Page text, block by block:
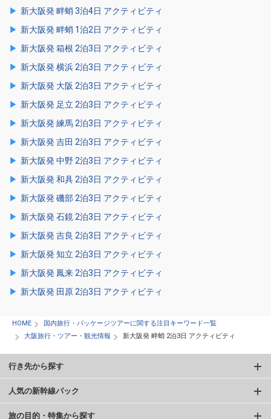
新大阪発 畔蛸 3泊4日 アクティビティ
新大阪発 畔蛸 1泊2日 アクティビティ
新大阪発 箱根 2泊3日 アクティビティ
新大阪発 横浜 2泊3日 アクティビティ
新大阪発 大阪 2泊3日 アクティビティ
新大阪発 足立 2泊3日 アクティビティ
新大阪発 練馬 2泊3日 アクティビティ
新大阪発 吉田 2泊3日 アクティビティ
新大阪発 中野 2泊3日 アクティビティ
新大阪発 和具 2泊3日 アクティビティ
新大阪発 磯部 2泊3日 アクティビティ
新大阪発 石鏡 2泊3日 アクティビティ
新大阪発 吉良 2泊3日 アクティビティ
新大阪発 知立 2泊3日 アクティビティ
新大阪発 鳳来 2泊3日 アクティビティ
新大阪発 田原 2泊3日 アクティビティ
HOME
国内旅行・パッケージツアーに関する注目キーワード一覧
大阪旅行・ツアー・観光情報
新大阪発 畔蛸 2泊3日 アクティビティ
行き先から探す
人気の新幹線パック
旅の目的・特集から探す